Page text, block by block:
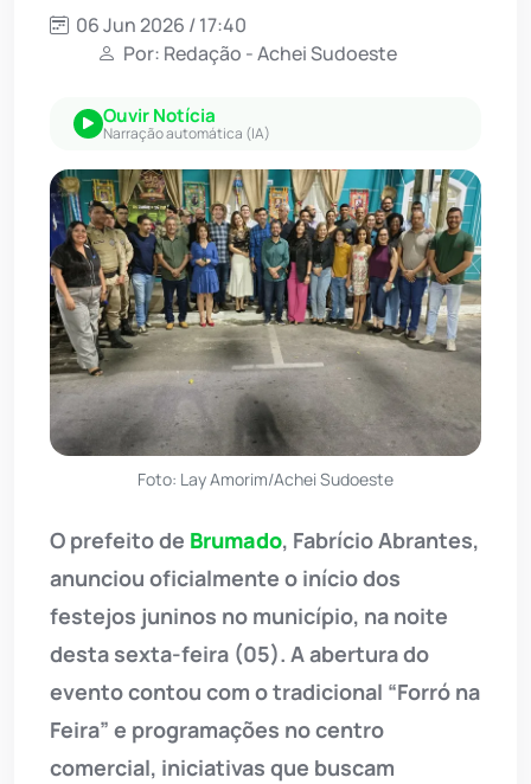
06 Jun 2026 / 17:40
Por: Redação - Achei Sudoeste
Ouvir Notícia
Narração automática (IA)
Foto: Lay Amorim/Achei Sudoeste
O prefeito de Brumado, Fabrício Abrantes,
anunciou oficialmente o início dos
festejos juninos no município, na noite
desta sexta-feira (05). A abertura do
evento contou com o tradicional “Forró na
Feira” e programações no centro
comercial, iniciativas que buscam